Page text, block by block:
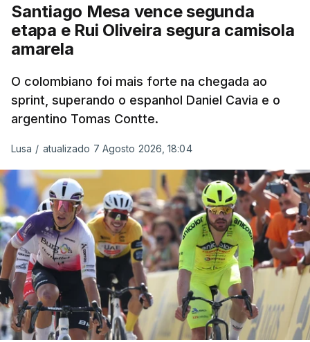
Santiago Mesa vence segunda
etapa e Rui Oliveira segura camisola
amarela
O colombiano foi mais forte na chegada ao
sprint, superando o espanhol Daniel Cavia e o
argentino Tomas Contte.
Lusa / atualizado 7 Agosto 2026, 18:04